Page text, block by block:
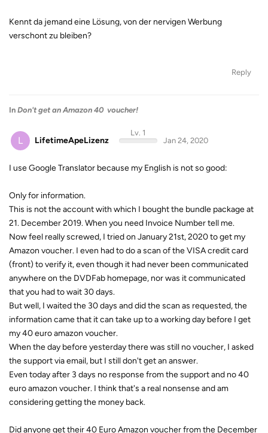
Kennt da jemand eine Lösung, von der nervigen Werbung
verschont zu bleiben?
Reply
In Don't get an Amazon 40  voucher!
L LifetimeApeLizenz
Lv. 1
Jan 24, 2020
I use Google Translator because my English is not so good:
Only for information.
This is not the account with which I bought the bundle package at
21. December 2019. When you need Invoice Number tell me.
Now feel really screwed, I tried on January 21st, 2020 to get my
Amazon voucher. I even had to do a scan of the VISA credit card
(front) to verify it, even though it had never been communicated
anywhere on the DVDFab homepage, nor was it communicated
that you had to wait 30 days.
But well, I waited the 30 days and did the scan as requested, the
information came that it can take up to a working day before I get
my 40 euro amazon voucher.
When the day before yesterday there was still no voucher, I asked
the support via email, but I still don't get an answer.
Even today after 3 days no response from the support and no 40
euro amazon voucher. I think that's a real nonsense and am
considering getting the money back.
Did anyone get their 40 Euro Amazon voucher from the December